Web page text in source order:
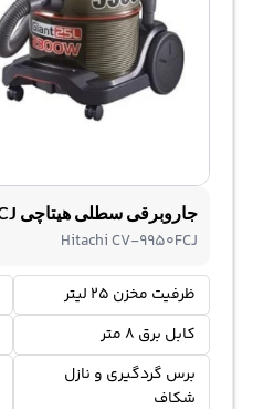
جاروبرقی سطلی هیتاچی Hitachi CV-9950FCJ
Hitachi CV-9950FCJ
ظرفیت مخزن 25 لیتر
کابل برق 8 متر
برس گردگیری و نازل
شکاف